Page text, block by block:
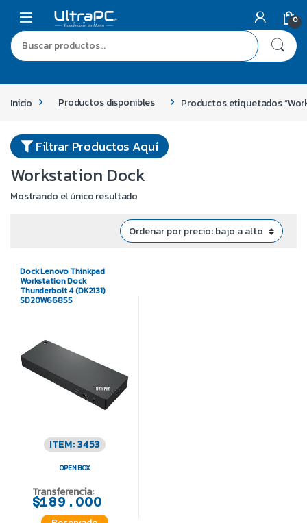
0
Inicio Productos disponibles Productos etiquetados
Filtrar Productos Aquí
Workstation Dock
Mostrando el único resultado
Dock Lenovo Thinkpad
Workstation Dock
Thunderbolt 4 (DK2131)
SD20W66855
ITEM: 3453
OPEN BOX
Transferencia:
$189.000